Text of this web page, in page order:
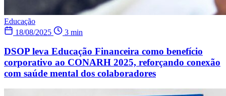
Educação
18/08/2025
3 min
DSOP leva Educação Financeira como benefício
corporativo ao CONARH 2025, reforçando conexão
com saúde mental dos colaboradores